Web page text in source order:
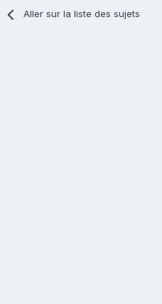
Aller sur la liste des sujets